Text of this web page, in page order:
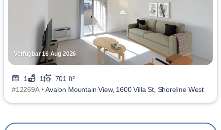
Verfügbar 16 Aug 2026
1 1
701 ft²
#12269A •Avalon Mountain View, 1600 Villa St, Shoreline West